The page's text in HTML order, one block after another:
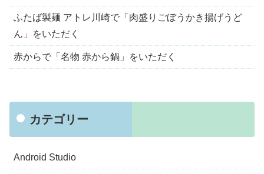
ふたば製麺 アトレ川崎で「肉盛りごぼうかき揚げうど
ん」をいただく
赤からで「名物 赤から鍋」をいただく
カテゴリー
Android Studio